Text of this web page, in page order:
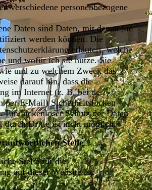
verschiedene personenbezogene
Daten sind Daten, mit denen Sie
werden können. Die
erläutert, welche
und wofür ich sie nutze. Sie
und zu welchem Zweck das
darauf hin, dass die
im Internet (z. B. bei der
per E-Mail) Sicherheitslücken
Ein lückenloser Schutz der Daten
durch Dritte ist nicht möglich.
Stelle
Stelle für die
auf dieser Website ist: